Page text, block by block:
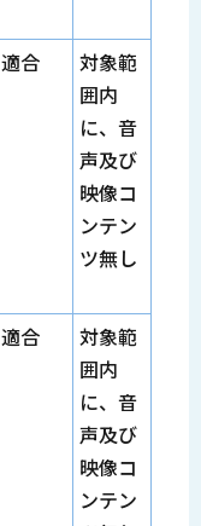
適合
対象範
囲内
に、音
声及び
映像コ
ンテン
ツ無し
適合
対象範
囲内
に、音
声及び
映像コ
ンテン